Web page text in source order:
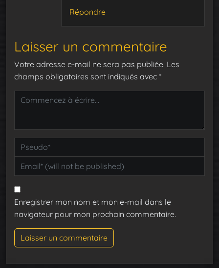
Répondre
Laisser un commentaire
Votre adresse e-mail ne sera pas publiée. Les
champs obligatoires sont indiqués avec *
Enregistrer mon nom et mon e-mail dans le
navigateur pour mon prochain commentaire.